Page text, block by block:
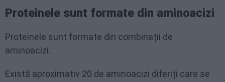
Proteinele sunt formate din aminoacizi
Proteinele sunt formate din combinații de
aminoacizi.
Există aproximativ 20 de aminoacizi diferiți care se